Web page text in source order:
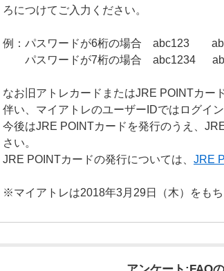
ろにつけてご入力ください。
例：パスワードが6桁の場合 abc123
パスワードが7桁の場合 abc1234
なお旧アトレカードまたはJRE POINTカー
伴い、マイアトレのユーザーIDではログイ
今後はJRE POINTカードを発行のうえ、
さい。
JRE POINTカードの発行については、 JRE
※マイアトレは2018年3月29日（木）をも